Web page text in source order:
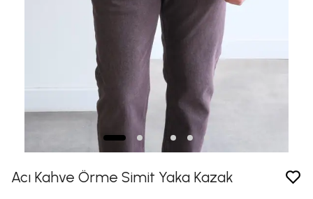
Acı Kahve Örme Simit Yaka Kazak